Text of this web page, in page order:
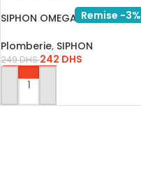
Remise -3%
SIPHON OMEGA 20*20 INOX
Plomberie, SIPHON
249DHS 242 DHS
AJOUTER AU PANIER